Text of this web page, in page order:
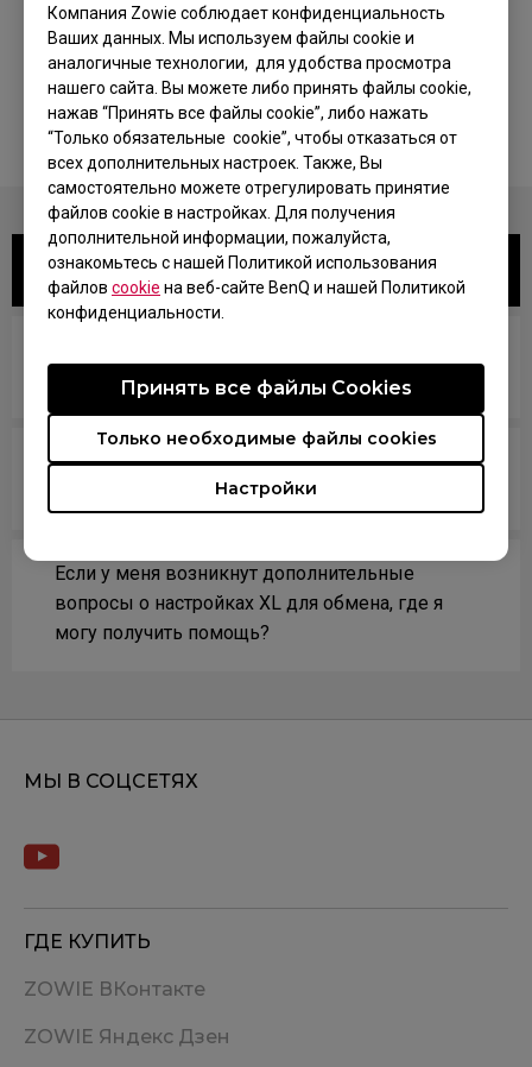
Компания Zowie соблюдает конфиденциальность
Ваших данных. Мы используем файлы cookie и
аналогичные технологии, для удобства просмотра
нашего сайта. Вы можете либо принять файлы cookie,
нажав “Принять все файлы cookie”, либо нажать
“Только обязательные cookie”, чтобы отказаться от
всех дополнительных настроек. Также, Вы
самостоятельно можете отрегулировать принятие
файлов cookie в настройках. Для получения
дополнительной информации, пожалуйста,
ознакомьтесь с нашей Политикой использования
файлов cookie на веб-сайте BenQ и нашей Политикой
конфиденциальности.
Настройки
Только необходимые файлы cookies
Принять все файлы Сookies
Было ли это полезным?
Да Нет
Related FAQs
для обмена? Как мне это получить?
Что такое настройка XL Setting to Share? Как
Если у меня возникнут дополнительные
вопросы о настройках XL для обмена, где я
могу получить помощь?
МЫ В СОЦСЕТЯХ
ГДЕ КУПИТЬ
ZOWIE ВКонтакте
ZOWIE Яндекс Дзен